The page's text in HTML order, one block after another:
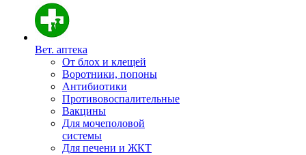
Вет. аптека
От блох и клещей
Воротники, попоны
Антибиотики
Противовоспалительные
Вакцины
Для мочеполовой
системы
Для печени и ЖКТ